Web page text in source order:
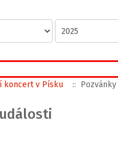
koncert v Písku :: Pozvánky